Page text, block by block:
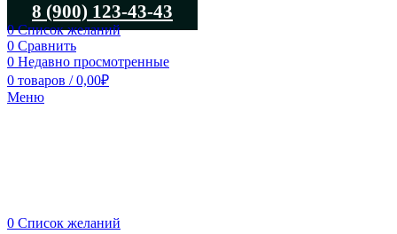
8 (900) 123-43-43
0Список желаний
0 Сравнить
0 Недавно просмотренные
0 товаров / 0,00₽
Меню
0 Список желаний